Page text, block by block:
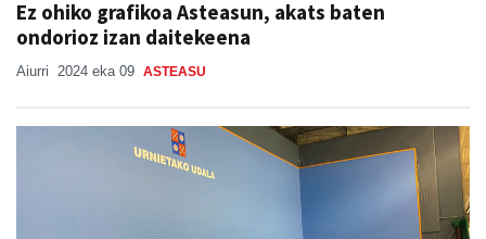
Ez ohiko grafikoa Asteasun, akats baten
ondorioz izan daitekeena
Aiurri 2024 eka 09 ASTEASU